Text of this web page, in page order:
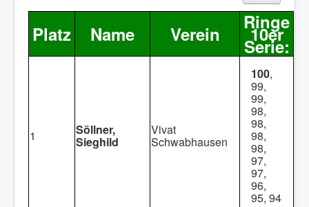
Platz Name Verein
Ringe
10er
Serie:
1 Söllner,
Sieghild
Vivat
Schwabhausen
100,
99,
99,
98,
98,
98,
98,
97,
97,
96,
95, 94